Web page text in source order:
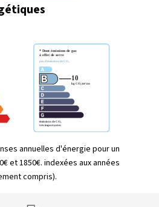
annuelles d'énergie pour un
et 1850€. indexées aux années
compris).